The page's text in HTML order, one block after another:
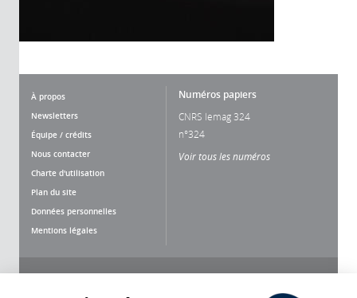
À propos
Newsletters
Équipe / crédits
Nous contacter
Charte d'utilisation
Plan du site
Données personnelles
Mentions légales
Numéros papiers
CNRS lemag 324
n°324
Voir tous les numéros